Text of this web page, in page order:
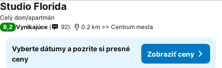
Celý dom/apartmán
Studio Florida
9,2 Vynikajúce 92 0.2 km >> Centrum mesta
Vyberte dátumy a pozrite si presné
ceny
Zobraziť ceny